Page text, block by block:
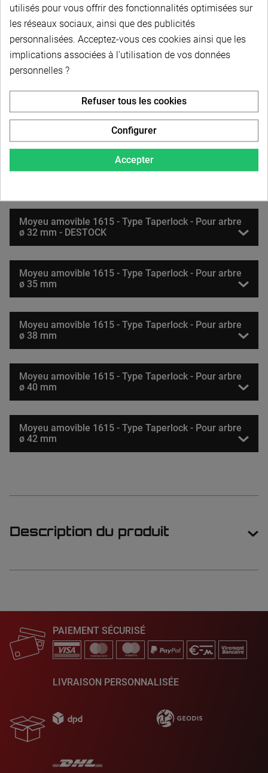
Moyeu amovible 1615 - Type Taperlock - Pour arbre
ø 25 mm
Moyeu amovible - Type 1615 - Pour arbre ø1" pouce
(25,4 mm) - Clavetage normalisé 6,35 mm
Moyeu amovible 1615 - Type Taperlock - Pour arbre
Moyeu amovible 1615 - Type Taperlock - Pour arbre
Moyeu amovible 1615 - Type Taperlock - Pour arbre
ø 32 mm - DESTOCK
Moyeu amovible 1615 - Type Taperlock - Pour arbre
ø 35 mm
Moyeu amovible 1615 - Type Taperlock - Pour arbre
ø 38 mm
Moyeu amovible 1615 - Type Taperlock - Pour arbre
ø 40 mm
Moyeu amovible 1615 - Type Taperlock - Pour arbre
ø 42 mm
Description du produit
PAIEMENT SÉCURISÉ
LIVRAISON PERSONNALISÉE
utilisés pour vous offrir des fonctionnalités optimisées sur
les réseaux sociaux, ainsi que des publicités
personnalisées. Acceptez-vous ces cookies ainsi que les
implications associées à l'utilisation de vos données
personnelles ?
Accepter
Refuser tous les cookies
Configurer